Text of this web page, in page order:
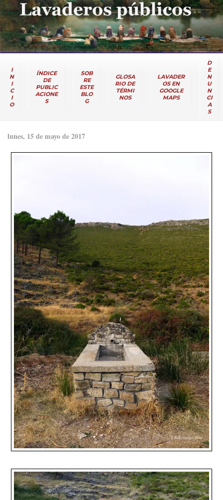
I
N
I
C
I
O
ÍNDICE
DE
PUBLIC
ACIONE
S
SOB
RE
ESTE
BLO
G
GLOSA
RIO DE
TÉRMI
NOS
LAVADER
OS EN
GOOGLE
MAPS
D
E
N
U
N
CI
A
S
lunes, 15 de mayo de 2017